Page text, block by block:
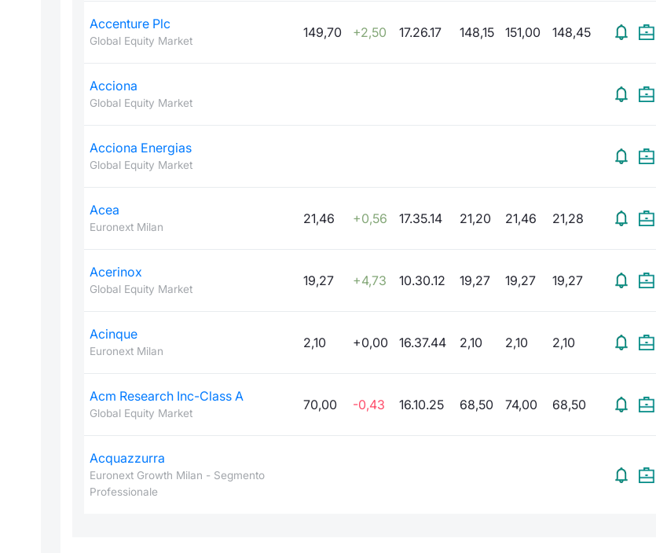
Accenture Plc
Global Equity Market
149,70 +2,50 17.26.17 148,15 151,00 148,45
Acciona
Global Equity Market
Acciona Energias
Global Equity Market
Acea
Euronext Milan
21,46 +0,56 17.35.14 21,20 21,46 21,28
Acerinox
Global Equity Market
19,27 +4,73 10.30.12 19,27 19,27 19,27
Acinque
Euronext Milan
2,10 +0,00 16.37.44 2,10 2,10 2,10
Acm Research Inc-Class A
Global Equity Market
70,00 -0,43 16.10.25 68,50 74,00 68,50
Acquazzurra
Euronext Growth Milan - Segmento
Professionale